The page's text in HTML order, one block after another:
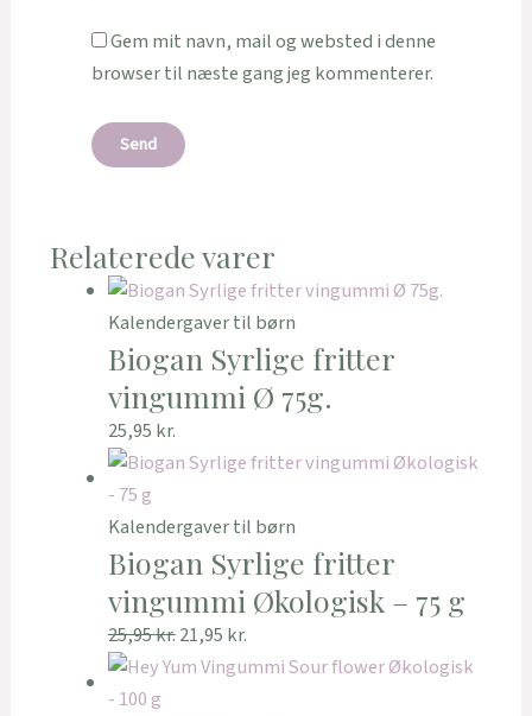
Gem mit navn, mail og websted i denne
browser til næste gang jeg kommenterer.
Relaterede varer
Kalendergaver til børn
Biogan Syrlige fritter
vingummi Ø 75g.
25,95 kr.
Kalendergaver til børn
Biogan Syrlige fritter
vingummi Økologisk – 75 g
25,95kr.21,95 kr.